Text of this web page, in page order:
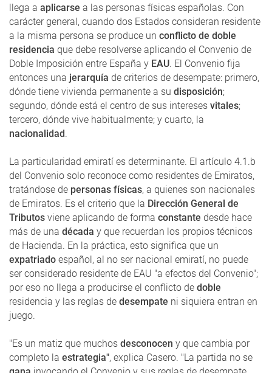
llega a aplicarse a las personas físicas españolas. Con
carácter general, cuando dos Estados consideran residente
a la misma persona se produce un conflicto de doble
residencia que debe resolverse aplicando el Convenio de
Doble Imposición entre España y EAU. El Convenio fija
entonces una jerarquía de criterios de desempate: primero,
dónde tiene vivienda permanente a su disposición;
segundo, dónde está el centro de sus intereses vitales;
tercero, dónde vive habitualmente; y cuarto, la
nacionalidad.
La particularidad emiratí es determinante. El artículo 4.1.b
del Convenio solo reconoce como residentes de Emiratos,
tratándose de personas físicas, a quienes son nacionales
de Emiratos. Es el criterio que la Dirección General de
Tributos viene aplicando de forma constante desde hace
más de una década y que recuerdan los propios técnicos
de Hacienda. En la práctica, esto significa que un
expatriado español, al no ser nacional emiratí, no puede
ser considerado residente de EAU "a efectos del Convenio";
por eso no llega a producirse el conflicto de doble
residencia y las reglas de desempate ni siquiera entran en
juego.
"Es un matiz que muchos desconocen y que cambia por
completo la estrategia", explica Casero. "La partida no se